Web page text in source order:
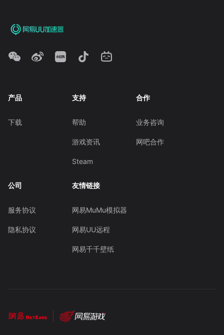
产品
下载
支持
帮助
游戏资讯
Steam
合作
业务咨询
网吧合作
公司
服务协议
隐私协议
友情链接
网易MuMu模拟器
网易UU远程
网易千千壁纸